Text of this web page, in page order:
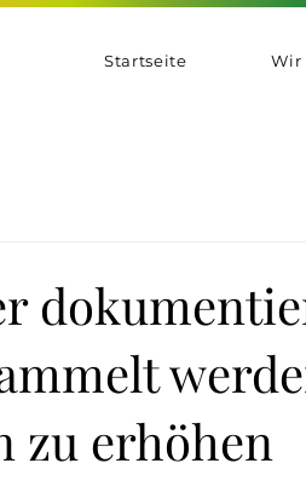
Startseite Wir
zu erhöhen